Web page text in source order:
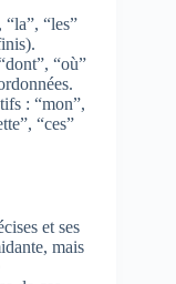
“les”
“où”
: “mon”,
“ces”
et ses
mais